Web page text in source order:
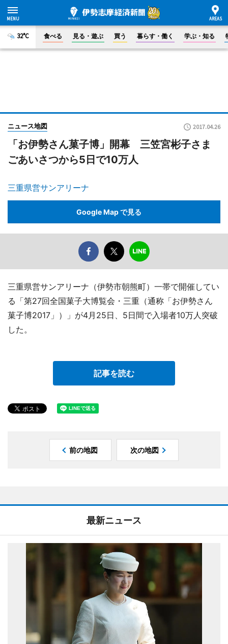
32°C 食べる 見る・遊ぶ 買う 暮らす・働く 学ぶ・知る
ニュース地図 2017.04.26
「お伊勢さん菓子博」開幕 三笠宮彬子さま
ごあいさつから5日で10万人
三重県営サンアリーナ
Google Map で見る
三重県営サンアリーナ（伊勢市朝熊町）一帯で開催してい
る「第27回全国菓子大博覧会・三重（通称「お伊勢さん
菓子博2017」）」が4月25日、5日間で入場者10万人突破
した。
記事を読む
前の地図 次の地図
最新ニュース